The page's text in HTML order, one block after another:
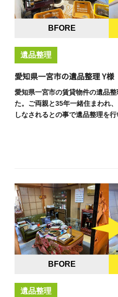
BFORE
遺品整理
愛知県一宮市の遺品整理 Y様
愛知県一宮市の賃貸物件の遺品
た。ご両親と35年一緒住まわれ
しなされるとの事で遺品整理を
BFORE
遺品整理